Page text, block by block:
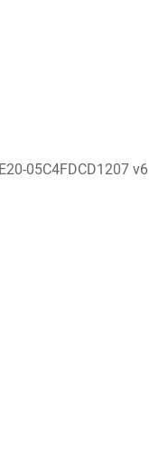
05C4FDCD1207 v6